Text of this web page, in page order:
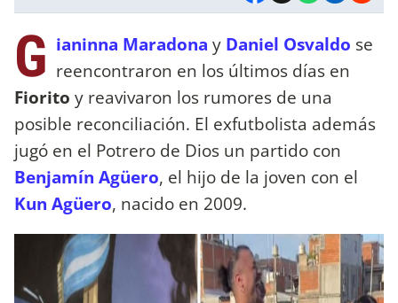
G ianinna Maradona y Daniel Osvaldo se
reencontraron en los últimos días en
Fiorito y reavivaron los rumores de una
posible reconciliación. El exfutbolista además
jugó en el Potrero de Dios un partido con
Benjamín Agüero, el hijo de la joven con el
Kun Agüero, nacido en 2009.